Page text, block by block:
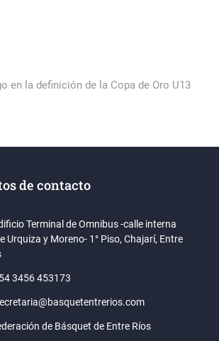
en la definición de la Copa de Oro U13
de contacto
Terminal de Omnibus -calle interna
Urquiza y Moreno- 1° Piso, Chajarí, Entre
3456 453173
de Básquet de Entre Ríos